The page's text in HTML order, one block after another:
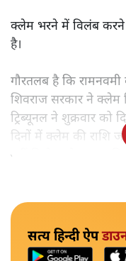
क्लेम भरने में विलंब करने
है।
गौरतलब है कि
शिवराज सरकार ने क्लेम
ट्रिब्यूनल ने शुक्रवार
दिनों में क्लेम की राशि
नहीं किये जाने पर 6
सत्य हिन्दी ऐप